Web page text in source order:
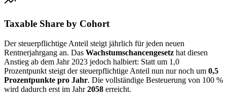
Taxable Share by Cohort
Der steuerpflichtige Anteil steigt jährlich für jeden neuen
Rentnerjahrgang an. Das Wachstumschancengesetz hat diesen
Anstieg ab dem Jahr 2023 jedoch halbiert: Statt um 1,0
Prozentpunkt steigt der steuerpflichtige Anteil nun nur noch um 0,5
Prozentpunkte pro Jahr. Die vollständige Besteuerung von 100 %
wird dadurch erst im Jahr2058 erreicht.